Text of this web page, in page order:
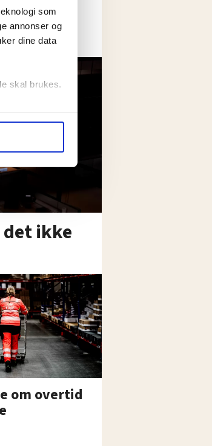
som
annonser og
dine data
skal brukes.
ikke
om overtid